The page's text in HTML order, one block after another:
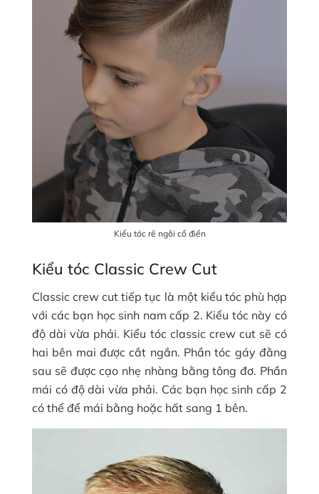
Kiểu tóc rẽ ngôi cổ điển
Kiểu tóc Classic Crew Cut
Classic crew cut tiếp tục là một kiểu tóc phù hợp
với các bạn học sinh nam cấp 2. Kiểu tóc này có
độ dài vừa phải. Kiểu tóc classic crew cut sẽ có
hai bên mai được cắt ngắn. Phần tóc gáy đằng
sau sẽ được cạo nhẹ nhàng bằng tông đơ. Phần
mái có độ dài vừa phải. Các bạn học sinh cấp 2
có thể để mái bằng hoặc hất sang 1 bên.